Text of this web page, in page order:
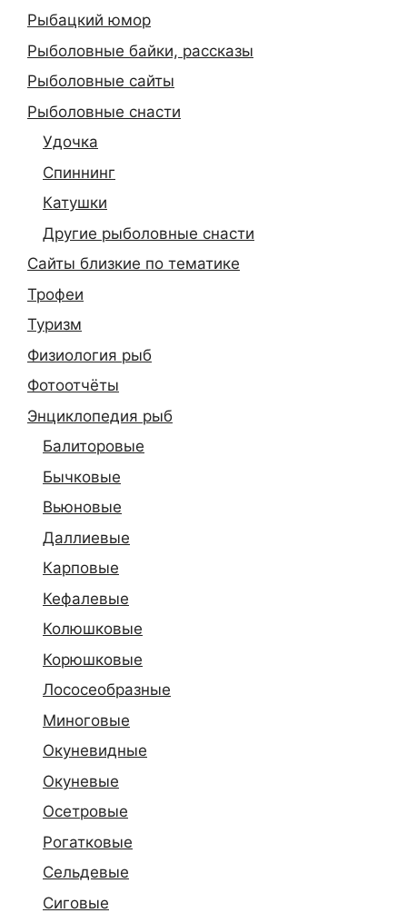
Рыбацкий юмор
Рыболовные байки, рассказы
Рыболовные сайты
Рыболовные снасти
Удочка
Спиннинг
Катушки
Другие рыболовные снасти
Сайты близкие по тематике
Трофеи
Туризм
Физиология рыб
Фотоотчёты
Энциклопедия рыб
Балиторовые
Бычковые
Вьюновые
Даллиевые
Карповые
Кефалевые
Колюшковые
Корюшковые
Лососеобразные
Миноговые
Окуневидные
Окуневые
Осетровые
Рогатковые
Сельдевые
Сиговые